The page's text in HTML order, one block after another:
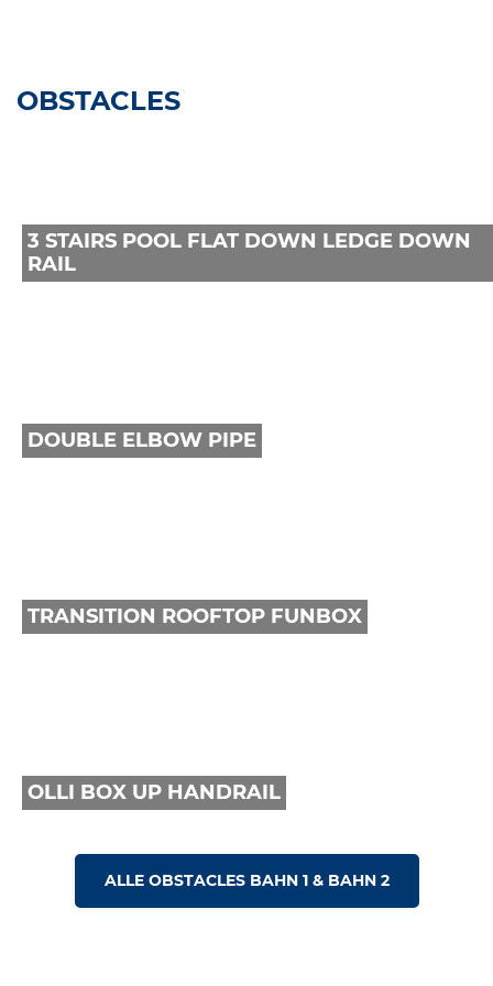
OBSTACLES
3 STAIRS POOL FLAT DOWN LEDGE DOWN
RAIL
3 STAIRS POOL FLAT DOWN LEDGE DOWN
RAIL
DOUBLE ELBOW PIPE
DOUBLE ELBOW PIPE
TRANSITION ROOFTOP FUNBOX
TRANSITION ROOFTOP FUNBOX
OLLI BOX UP HANDRAIL
OLLI BOX UP HANDRAIL
ALLE OBSTACLES BAHN 1 & BAHN 2